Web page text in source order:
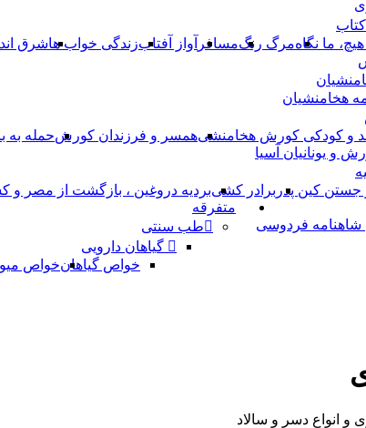
ما نگاهمرگ رنگمسافر آواز آفتابزندگی خواب هاشرق
هخامنشیان
و کودکی کورش هخامنشیهمسر و فرزندان کورشحمله به
و یونانیان آسیا
جستن کین پدر برادر کشیبردیه دروغین ، بازگشت از مصر و
شاهنامه فردوسی
متفرقه
طب سنتی
گیاهان دارویی
خواص گیاهانخواص
و انواع دسر و سالاد